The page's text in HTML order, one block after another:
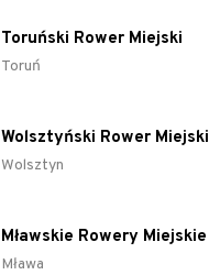
Toruński Rower Miejski
Toruń
Wolsztyński Rower Miejski
Wolsztyn
Mławskie Rowery Miejskie
Mława